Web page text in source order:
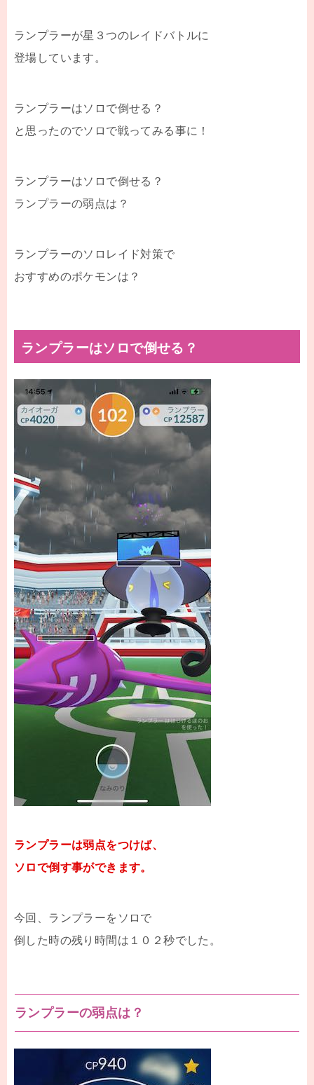
ランプラーが星３つのレイドバトルに
登場しています。
ランプラーはソロで倒せる？
と思ったのでソロで戦ってみる事に！
ランプラーはソロで倒せる？
ランプラーの弱点は？
ランプラーのソロレイド対策で
おすすめのポケモンは？
ランプラーはソロで倒せる？
ランプラーは弱点をつけば、
ソロで倒す事ができます。
今回、ランプラーをソロで
倒した時の残り時間は１０２秒でした。
ランプラーの弱点は？